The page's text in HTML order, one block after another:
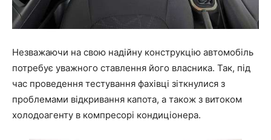
Незважаючи на свою надійну конструкцію автомобіль
потребує уважного ставлення його власника. Так, під
час проведення тестування фахівці зіткнулися з
проблемами відкривання капота, а також з витоком
холодоагенту в компресорі кондиціонера.